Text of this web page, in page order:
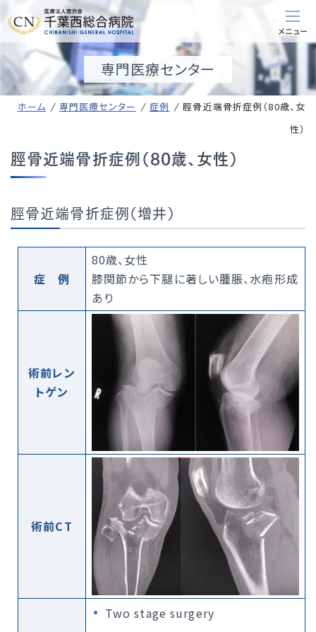
専門医療センター
ホーム 専門医療センター 症例
脛骨近端骨折症例（80歳、女
性）
脛骨近端骨折症例（80歳、女性）
脛骨近端骨折症例（増井）
症 例
80歳、女性
膝関節から下腿に著しい腫脹、水疱形成
あり
術前レン
トゲン
術前CT
Two stage surgery